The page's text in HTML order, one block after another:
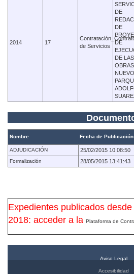
2014 17
de Servicios
DE
DE
DE
DE LAS
NUEVO
Nombre Fecha de Publicación
ADJUDICACIÓN 25/02/2015 10:08:50
Formalización
28/05/2015 13:41:43
Expedientes publicados
2018: acceder a la Plataforma de
Aviso Legal
Accesibilidad